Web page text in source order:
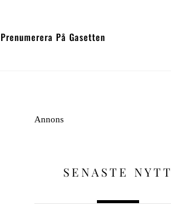
Prenumerera På Gasetten
Annons
SENASTE NYTT